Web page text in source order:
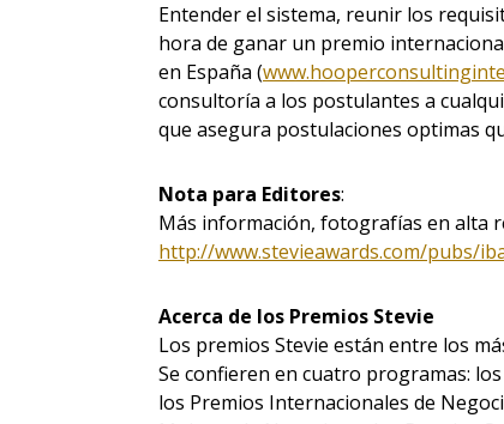
Entender el sistema, reunir los
hora de ganar un premio
en España (
consultoría a los postulantes a
que asegura postulaciones optimas
Nota para Editores:
Más información, fotografías en alta
http://www.stevieawards.com/pubs/
Acerca de los Premios Stevie
Los premios Stevie están entre los
Se confieren en cuatro programas:
los Premios Internacionales de